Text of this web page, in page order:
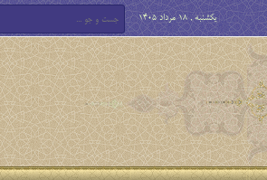
یکشنبه , 18 مرداد 1405